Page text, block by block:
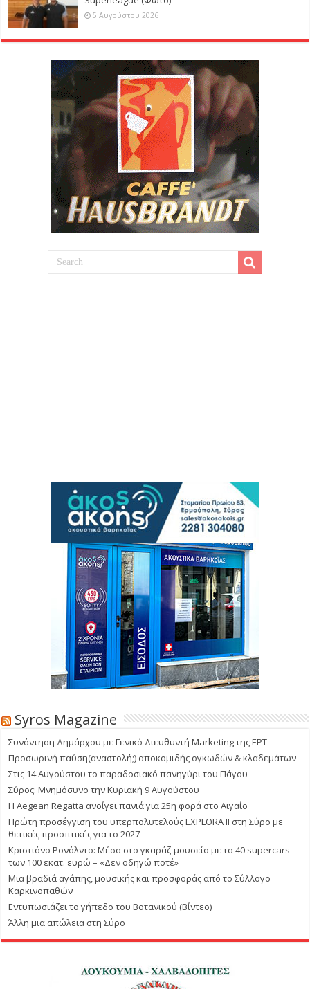
5 Αυγούστου 2026
Syros Magazine
Συνάντηση Δημάρχου με Γενικό Διευθυντή Marketing της ΕΡΤ
Προσωρινή παύση(αναστολή;) αποκομιδής ογκωδών & κλαδεμάτων
Στις 14 Αυγούστου το παραδοσιακό πανηγύρι του Πάγου
Σύρος: Μνημόσυνο την Κυριακή 9 Αυγούστου
Η Aegean Regatta ανοίγει πανιά για 25η φορά στο Αιγαίο
Πρώτη προσέγγιση του υπερπολυτελούς EXPLORA II στη Σύρο με
θετικές προοπτικές για το 2027
Κριστιάνο Ρονάλντο: Μέσα στο γκαράζ-μουσείο με τα 40 supercars
των 100 εκατ. ευρώ – «Δεν οδηγώ ποτέ»
Μια βραδιά αγάπης, μουσικής και προσφοράς από το Σύλλογο
Καρκινοπαθών
Εντυπωσιάζει το γήπεδο του Βοτανικού (Βίντεο)
Άλλη μια απώλεια στη Σύρο